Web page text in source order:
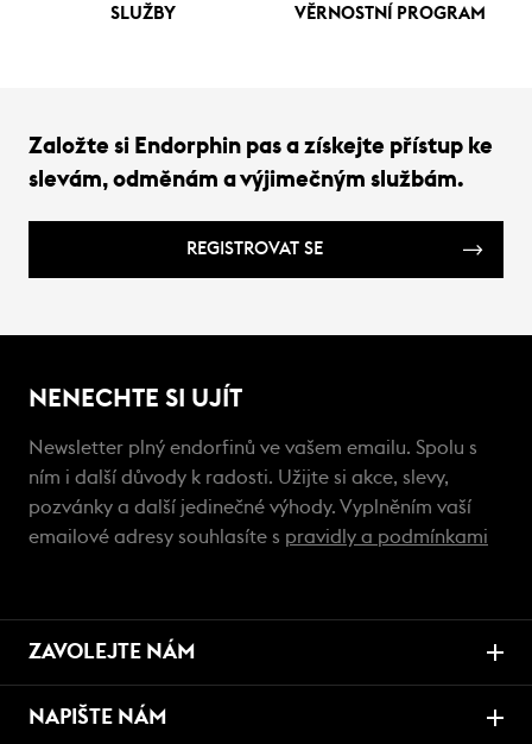
SLUŽBY VĚRNOSTNÍ PROGRAM
Založte si Endorphin pas a získejte přístup ke
slevám, odměnám a výjimečným službám.
REGISTROVAT SE
NENECHTE SI UJÍT
Newsletter plný endorfinů ve vašem emailu. Spolu s
ním i další důvody k radosti. Užijte si akce, slevy,
pozvánky a další jedinečné výhody. Vyplněním vaší
emailové adresy souhlasíte s pravidly a podmínkami
ZAVOLEJTE NÁM
NAPIŠTE NÁM